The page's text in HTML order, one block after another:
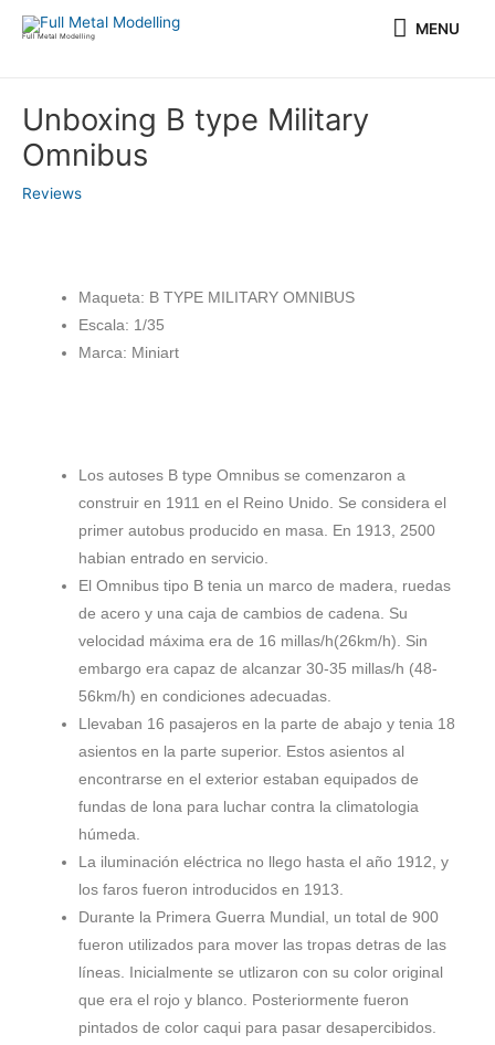
Full Metal Modelling MENU
MENU
Unboxing B type Military
Omnibus
Reviews
Maqueta: B TYPE MILITARY OMNIBUS
Escala: 1/35
Marca: Miniart
Los autoses B type Omnibus se comenzaron a
construir en 1911 en el Reino Unido. Se considera el
primer autobus producido en masa. En 1913, 2500
habian entrado en servicio.
El Omnibus tipo B tenia un marco de madera, ruedas
de acero y una caja de cambios de cadena. Su
velocidad máxima era de 16 millas/h(26km/h). Sin
embargo era capaz de alcanzar 30-35 millas/h (48-
56km/h) en condiciones adecuadas.
Llevaban 16 pasajeros en la parte de abajo y tenia 18
asientos en la parte superior. Estos asientos al
encontrarse en el exterior estaban equipados de
fundas de lona para luchar contra la climatologia
húmeda.
La iluminación eléctrica no llego hasta el año 1912, y
los faros fueron introducidos en 1913.
Durante la Primera Guerra Mundial, un total de 900
fueron utilizados para mover las tropas detras de las
líneas. Inicialmente se utlizaron con su color original
que era el rojo y blanco. Posteriormente fueron
pintados de color caqui para pasar desapercibidos.
entradas